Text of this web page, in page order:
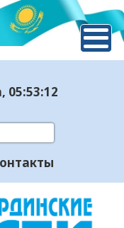
, 05:53:13